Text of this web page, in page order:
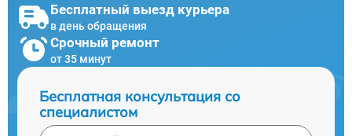
Бесплатный выезд курьера
в день обращения
Срочный ремонт
от 35 минут
Бесплатная консультация со
специалистом